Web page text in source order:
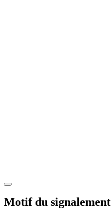
Motif du signalement